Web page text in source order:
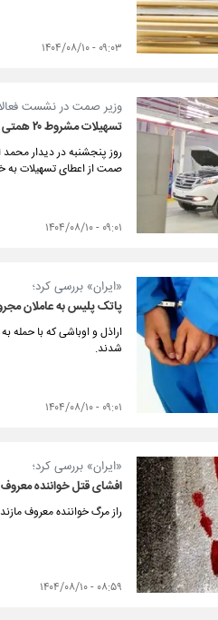
۰۹:۰۳ - ۱۴۰۴/۰۸/۱۰
وزیر صمت در نشست
تسهیلات مشروط ۲۰ همتی به خودروسازان
روز پنجشنبه در دیدار محمد
صمت از اعطای تسهیلات به
۰۹:۰۱ - ۱۴۰۴/۰۸/۱۰
«ایران» بررسی کرد؛
پاتک پلیس به عاملان مجروح
اراذل و اوباشی که با حمله
شدند.
۰۹:۰۱ - ۱۴۰۴/۰۸/۱۰
«ایران» بررسی کرد؛
افشای قتل خواننده
راز مرگ خواننده معروف
۰۸:۵۹ - ۱۴۰۴/۰۸/۱۰